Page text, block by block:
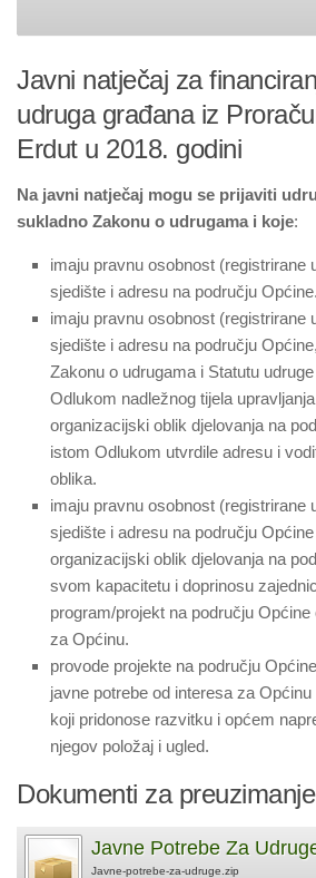
Javni natječaj za
udruga građana iz
Erdut u 2018. godini
Na javni natječaj mogu se prijaviti
sukladno Zakonu o udrugama i koje:
imaju pravnu osobnost (registrirane
sjedište i adresu na području Općine.
imaju pravnu osobnost (registrirane
sjedište i adresu na području
Zakonu o udrugama i Statutu
Odlukom nadležnog tijela
organizacijski oblik djelovanja na
istom Odlukom utvrdile adresu i
oblika.
imaju pravnu osobnost (registrirane
sjedište i adresu na području
organizacijski oblik djelovanja na
svom kapacitetu i doprinosu
program/projekt na području
za Općinu.
provode projekte na području
javne potrebe od interesa za
koji pridonose razvitku i općem
njegov položaj i ugled.
Dokumenti za preuzimanje
Javne Potrebe Za
Javne-potrebe-za-udruge.zip